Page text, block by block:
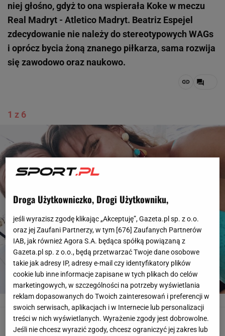
niej głośno, gdyż to ona wspierała Koke w meczu
Real Madryt - Atletico Madryt. Beatriz Espejel
zdecydowanie nie należy do stereotypowych WAGs
i oprócz bycia żoną znanego piłkarza, sama rozwija
się zawodowo oraz naukowo.
1 z 6
Beatriz Espejelwww.instagram.com/beatrizespejel
Kim jest Beatriz Espejel?
Droga Użytkowniczko, Drogi Użytkowniku,
jeśli wyrazisz zgodę klikając „Akceptuję”, Gazeta.pl sp. z o.o.
oraz jej Zaufani Partnerzy, w tym [676] Zaufanych Partnerów
IAB, jak również Agora S.A. będąca spółką powiązaną z
Gazeta.pl sp. z o.o., będą przetwarzać Twoje dane osobowe
takie jak adresy IP, adresy e-mail czy identyfikatory plików
cookie lub inne informacje zapisane w tych plikach do celów
marketingowych, w szczególności na potrzeby wyświetlania
reklam dopasowanych do Twoich zainteresowań i preferencji w
swoich serwisach, aplikacjach i w Internecie lub personalizacji
treści w nich wyświetlanych. Wyrażenie zgody jest dobrowolne.
Jeśli nie chcesz wyrazić zgody, chcesz ograniczyć jej zakres lub